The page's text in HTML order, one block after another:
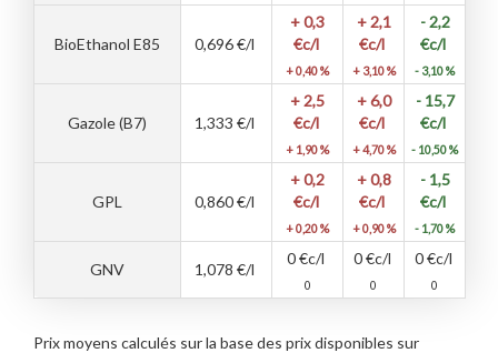
BioEthanol E85 0,696€/l
+ 0,3
€c/l
+ 0,40 %
+ 2,1
€c/l
+ 3,10 %
- 2,2
€c/l
- 3,10 %
Gazole (B7) 1,333 €/l
+ 2,5
€c/l
+ 1,90 %
+ 6,0
€c/l
+ 4,70 %
- 15,7
€c/l
- 10,50 %
GPL 0,860€/l
+ 0,2
€c/l
+ 0,20 %
+ 0,8
€c/l
+ 0,90 %
- 1,5
€c/l
- 1,70 %
GNV 1,078 €/l
0€c/l
0
0€c/l
0
0€c/l
0
Prix moyens calculés sur la base des prix disponibles sur